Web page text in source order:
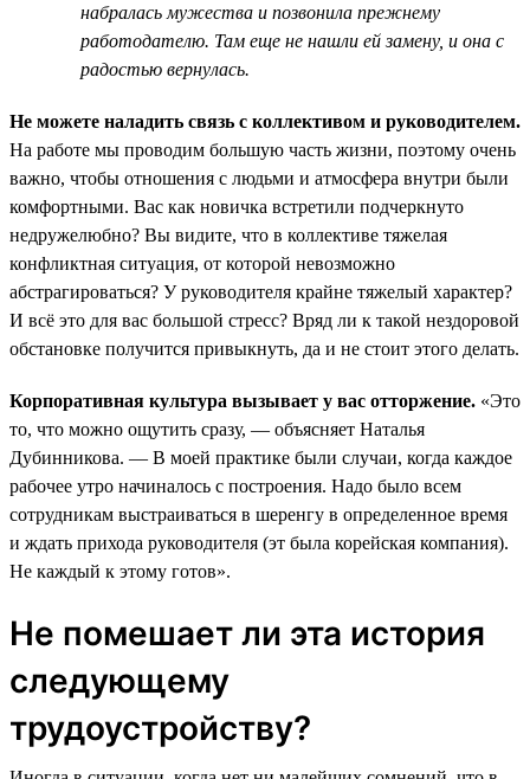
набралась мужества и позвонила прежнему
работодателю. Там еще не нашли ей замену, и она с
радостью вернулась.
Не можете наладить связь с коллективом и руководителем.
На работе мы проводим большую часть жизни, поэтому очень
важно, чтобы отношения с людьми и атмосфера внутри были
комфортными. Вас как новичка встретили подчеркнуто
недружелюбно? Вы видите, что в коллективе тяжелая
конфликтная ситуация, от которой невозможно
абстрагироваться? У руководителя крайне тяжелый характер?
И всё это для вас большой стресс? Вряд ли к такой нездоровой
обстановке получится привыкнуть, да и не стоит этого делать.
Корпоративная культура вызывает у вас отторжение. «Это
то, что можно ощутить сразу, — объясняет Наталья
Дубинникова. — В моей практике были случаи, когда каждое
рабочее утро начиналось с построения. Надо было всем
сотрудникам выстраиваться в шеренгу в определенное время
и ждать прихода руководителя (эт была корейская компания).
Не каждый к этому готов».
Не помешает ли эта история
следующему
трудоустройству?